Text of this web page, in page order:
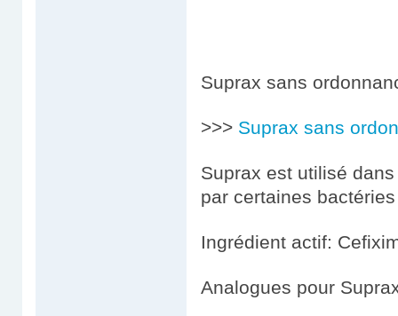
Suprax sans
>>> Suprax sans
Suprax est utilisé
par certaines bactéries
Ingrédient actif:
Analogues pour